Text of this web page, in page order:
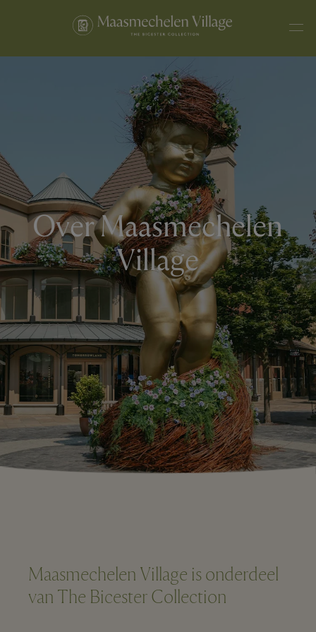
Over Maasmechelen
Village
Maasmechelen Village is onderdeel
van The Bicester Collection